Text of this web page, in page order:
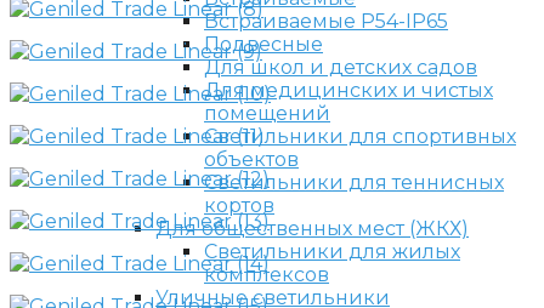
Встраиваемые P54-IP65
Подвесные
Для школ и детских садов
Для медицинских и чистых
помещений
Светильники для спортивных
объектов
Светильники для теннисных
кортов
Для общественных мест (ЖКХ)
Светильники для жилых
комплексов
Уличные светильники